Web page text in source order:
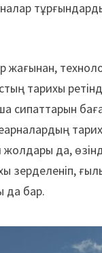
жағынан,
тарихы
сипаттарын
да,
зерделеніп,
да бар.